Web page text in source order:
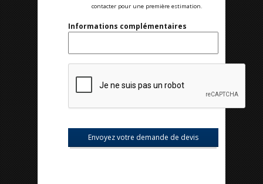
contacter pour une première estimation.
Informations complémentaires